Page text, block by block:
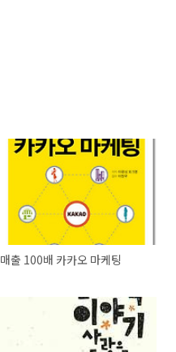
매출 100배 카카오 마케팅